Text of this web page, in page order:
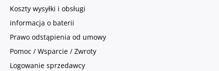
Koszty wysyłki i obsługi
informacja o baterii
Prawo odstąpienia od umowy
Pomoc / Wsparcie / Zwroty
Logowanie sprzedawcy